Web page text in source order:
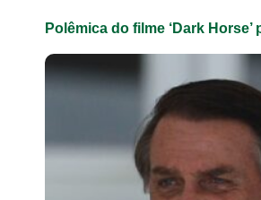
Polêmica do filme ‘Dark